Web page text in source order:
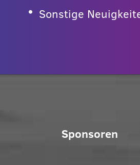
Sonstige
Sponsoren